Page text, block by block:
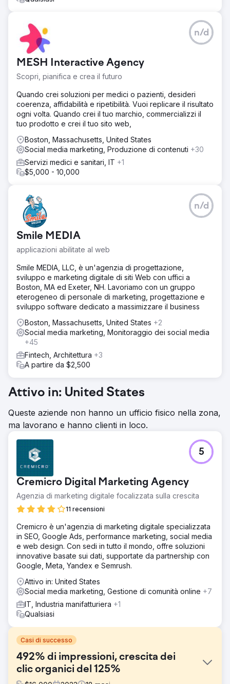
MESH Interactive Agency
Scopri, pianifica e crea il futuro
n/d
Quando crei soluzioni per medici o pazienti, desideri
coerenza, affidabilità e ripetibilità. Vuoi replicare il risultato
ogni volta. Quando crei il tuo marchio, commercializzi il
tuo prodotto e crei il tuo sito web,
Boston, Massachusetts, United States
Social media marketing, Produzione di contenuti +30
Servizi medici e sanitari, IT +1
$5,000 - 10,000
Smile MEDIA
applicazioni abilitate al web
n/d
Smile MEDIA, LLC, è un'agenzia di progettazione,
sviluppo e marketing digitale di siti Web con uffici a
Boston, MA ed Exeter, NH. Lavoriamo con un gruppo
eterogeneo di personale di marketing, progettazione e
sviluppo software dedicato a massimizzare il business
Boston, Massachusetts, United States +2
Social media marketing, Monitoraggio dei social media
+45
Fintech, Architettura +3
A partire da $2,500
Attivo in: United States
Queste aziende non hanno un ufficio fisico nella zona,
ma lavorano e hanno clienti in loco.
Cremicro Digital Marketing Agency
Agenzia di marketing digitale focalizzata sulla crescita
11 recensioni
5
Cremicro è un'agenzia di marketing digitale specializzata
in SEO, Google Ads, performance marketing, social media
e web design. Con sedi in tutto il mondo, offre soluzioni
innovative basate sui dati, supportate da partnership con
Google, Meta, Yandex e Semrush.
Attivo in: United States
Social media marketing, Gestione di comunità online +7
IT, Industria manifatturiera +1
Qualsiasi
Casi di successo
492% di impressioni, crescita dei
clic organici del 125%